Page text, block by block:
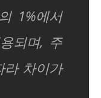
1%에서
되며, 주
라 차이가